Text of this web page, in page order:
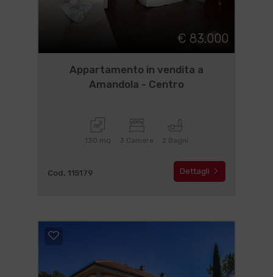
€ 83.000
Appartamento in vendita a
Amandola - Centro
130 mq 3 Camere 2 Bagni
Cod. 115179 Dettagli